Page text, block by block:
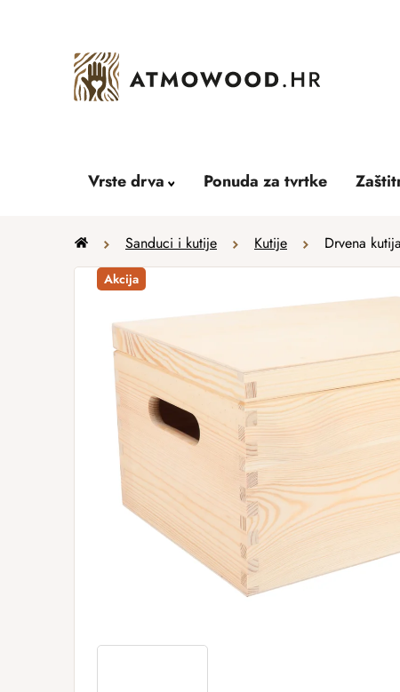
Vrste drva Ponuda za tvrtke
Home Sanduci i kutije Kutije Drvena
Akcija